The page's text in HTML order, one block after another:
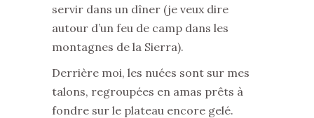
servir dans un dîner (je veux dire
autour d’un feu de camp dans les
montagnes de la Sierra).
Derrière moi, les nuées sont sur mes
talons, regroupées en amas prêts à
fondre sur le plateau encore gelé.